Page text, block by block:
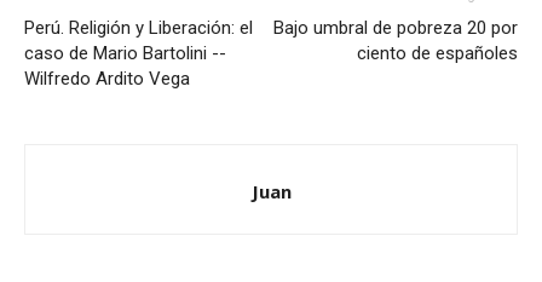
Perú. Religión y Liberación: el
caso de Mario Bartolini --
Wilfredo Ardito Vega
Bajo umbral de pobreza 20 por
ciento de españoles
Juan